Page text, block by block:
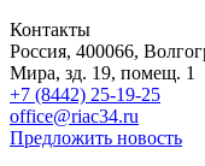
Контакты
Россия, 400066,
Мира, зд. 19, помещ. 1
+7 (8442) 25-19-25
office@riac34.ru
Предложить новость